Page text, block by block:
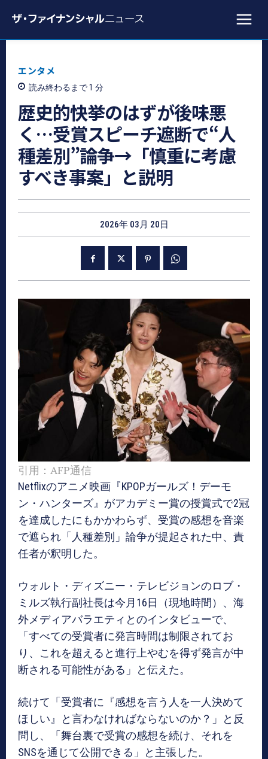
エンタメ
読み終わるまで 1 分
歴史的快挙のはずが後味悪
く…受賞スピーチ遮断で“人
種差別”論争→「慎重に考慮
すべき事案」と説明
2026年 03月 20日
引用：AFP通信
Netflixのアニメ映画『KPOPガールズ！デーモ
ン・ハンターズ』がアカデミー賞の授賞式で2冠
を達成したにもかかわらず、受賞の感想を音楽
で遮られ「人種差別」論争が提起された中、責
任者が釈明した。
ウォルト・ディズニー・テレビジョンのロブ・
ミルズ執行副社長は今月16日（現地時間）、海
外メディアバラエティとのインタビューで、
「すべての受賞者に発言時間は制限されてお
り、これを超えると進行上やむを得ず発言が中
断される可能性がある」と伝えた。
続けて「受賞者に『感想を言う人を一人決めて
ほしい』と言わなければならないのか？」と反
問し、「舞台裏で受賞の感想を続け、それを
SNSを通じて公開できる」と主張した。